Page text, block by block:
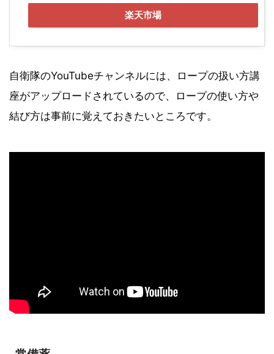
楽天市場
自衛隊のYouTubeチャンネルには、ロープの扱い方講
座がアップロードされているので、ロープの使い方や
結び方は事前に覚えておきたいところです。